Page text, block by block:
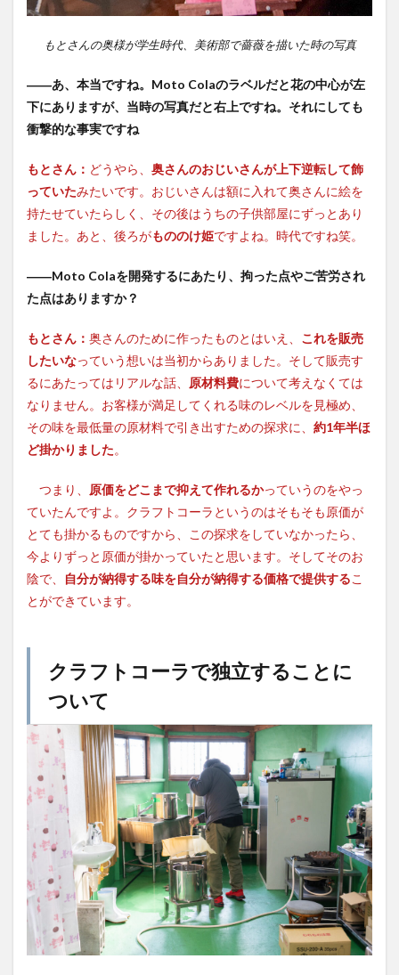
もとさんの奥様が学生時代、美術部で薔薇を描いた時の写真
――あ、本当ですね。Moto Colaのラベルだと花の中心が左
下にありますが、当時の写真だと右上ですね。それにしても
衝撃的な事実ですね
もとさん： どうやら、 奥さんのおじいさんが上下逆転して飾
っていたみたいです。おじいさんは額に入れて奥さんに絵を
持たせていたらしく、その後はうちの子供部屋にずっとあり
ました。あと、後ろがもののけ姫ですよね。時代ですね笑。
――Moto Colaを開発するにあたり、拘った点やご苦労され
た点はありますか？
もとさん： 奥さんのために作ったものとはいえ、 これを販売
したいなっていう想いは当初からありました。そして販売す
るにあたってはリアルな話、 原材料費について考えなくては
なりません。お客様が満足してくれる味のレベルを見極め、
その味を最低量の原材料で引き出すための探求に、 約1年半ほ
ど掛かりました。
つまり、 原価をどこまで抑えて作れるかっていうのをやっ
ていたんですよ。クラフトコーラというのはそもそも原価が
とても掛かるものですから、この探求をしていなかったら、
今よりずっと原価が掛かっていたと思います。そしてそのお
陰で、
自分が納得する味を自分が納得する価格で提供するこ
とができています。
クラフトコーラで独立することに
ついて